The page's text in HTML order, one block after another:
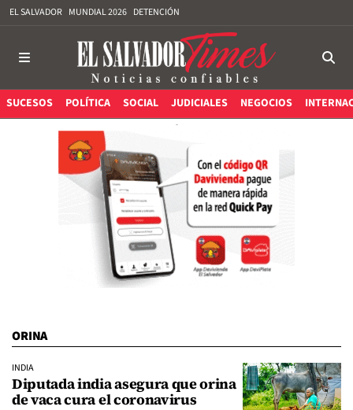
EL SALVADOR MUNDIAL 2026 DETENCIÓN
SUCESOS POLÍTICA SOCIAL JUDICIALES NEGOCIOS
ORINA
INDIA
Diputada india asegura que orina
de vaca cura el coronavirus